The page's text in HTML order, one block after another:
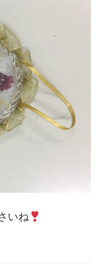
いね